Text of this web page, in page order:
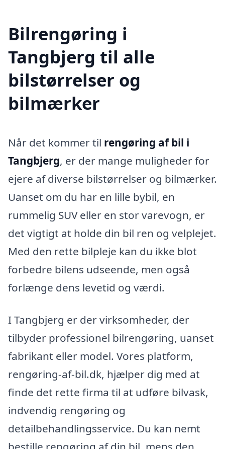
Bilrengøring i
Tangbjerg til alle
bilstørrelser og
bilmærker
Når det kommer til rengøring af bil i
Tangbjerg, er der mange muligheder for
ejere af diverse bilstørrelser og bilmærker.
Uanset om du har en lille bybil, en
rummelig SUV eller en stor varevogn, er
det vigtigt at holde din bil ren og velplejet.
Med den rette bilpleje kan du ikke blot
forbedre bilens udseende, men også
forlænge dens levetid og værdi.
I Tangbjerg er der virksomheder, der
tilbyder professionel bilrengøring, uanset
fabrikant eller model. Vores platform,
rengøring-af-bil.dk, hjælper dig med at
finde det rette firma til at udføre bilvask,
indvendig rengøring og
detailbehandlingsservice. Du kan nemt